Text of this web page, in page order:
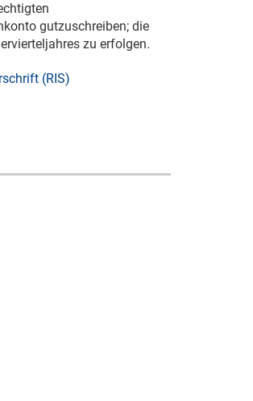
gutzuschreiben; die
zu erfolgen.
(RIS)